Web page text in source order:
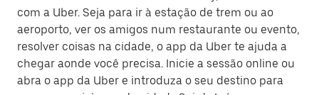
com a Uber. Seja para ir à estação de trem ou ao
aeroporto, ver os amigos num restaurante ou evento,
resolver coisas na cidade, o app da Uber te ajuda a
chegar aonde você precisa. Inicie a sessão online ou
abra o app da Uber e introduza o seu destino para